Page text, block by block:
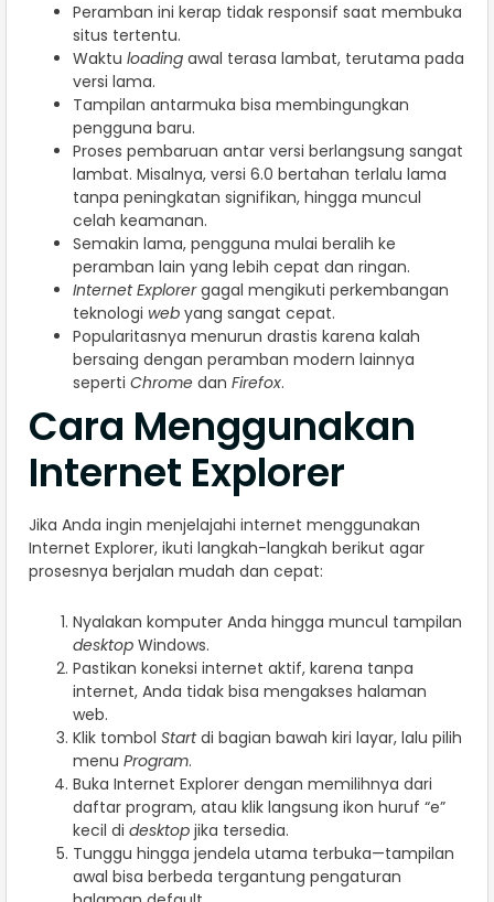
Peramban ini kerap tidak responsif saat membuka
situs tertentu.
Waktu loading awal terasa lambat, terutama pada
versi lama.
Tampilan antarmuka bisa membingungkan
pengguna baru.
Proses pembaruan antar versi berlangsung sangat
lambat. Misalnya, versi 6.0 bertahan terlalu lama
tanpa peningkatan signifikan, hingga muncul
celah keamanan.
Semakin lama, pengguna mulai beralih ke
peramban lain yang lebih cepat dan ringan.
Internet Explorergagal mengikuti perkembangan
teknologi web yang sangat cepat.
Popularitasnya menurun drastis karena kalah
bersaing dengan peramban modern lainnya
seperti Chrome dan Firefox.
Cara Menggunakan
Internet Explorer
Jika Anda ingin menjelajahi internet menggunakan
Internet Explorer, ikuti langkah-langkah berikut agar
prosesnya berjalan mudah dan cepat:
Nyalakan komputer Anda hingga muncul tampilan
desktop Windows.
Pastikan koneksi internet aktif, karena tanpa
internet, Anda tidak bisa mengakses halaman
web.
Klik tombol Startdi bagian bawah kiri layar, lalu pilih
menu Program.
Buka Internet Explorer dengan memilihnya dari
daftar program, atau klik langsung ikon huruf “e”
kecil di desktop jika tersedia.
Tunggu hingga jendela utama terbuka—tampilan
awal bisa berbeda tergantung pengaturan